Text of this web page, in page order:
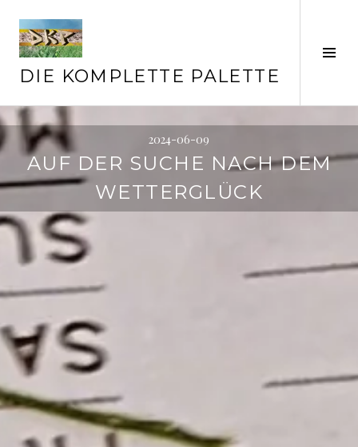
zum
Inhalt
DIE KOMPLETTE PALETTE
2024-06-09
AUF DER SUCHE NACH DEM
WETTERGLÜCK